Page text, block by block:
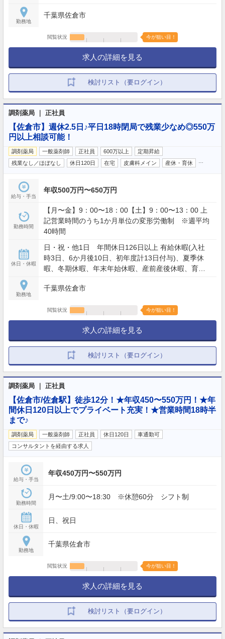
勤務地
千葉県佐倉市
閲覧状況 今が狙い目！
求人の詳細を見る
検討リスト（要ログイン）
調剤薬局 ｜ 正社員
【佐倉市】週休2.5日♪平日18時閉局で残業少なめ◎550万
円以上相談可能！
調剤薬局 一般薬剤師 正社員 600万以上
定期昇給
残業なし／ほぼなし
休日120日 在宅 皮膚科メイン 産休・育休
給与・手当
年収500万円〜650万円
勤務時間
【月〜金】9：00〜18：00【土】9：00〜13：00 上
記営業時間のうち1か月単位の変形労働制 ※週平均
40時間
休日・休暇
日・祝・他1日 年間休日126日以上 有給休暇(入社
時3日、6か月後10日、初年度計13日付与)、夏季休
暇、冬期休暇、年末年始休暇、産前産後休暇、育児
休暇他
勤務地
千葉県佐倉市
閲覧状況 今が狙い目！
求人の詳細を見る
検討リスト（要ログイン）
調剤薬局 ｜ 正社員
【佐倉市/佐倉駅】徒歩12分！★年収450〜550万円！★年
間休日120日以上でプライベート充実！★営業時間18時半
まで♪
調剤薬局 一般薬剤師 正社員 休日120日
車通勤可
コンサルタントを経由する求人
給与・手当
年収450万円〜550万円
勤務時間
月〜土/9:00〜18:30 ※休憩60分 シフト制
休日・休暇
日、祝日
勤務地
千葉県佐倉市
閲覧状況 今が狙い目！
求人の詳細を見る
検討リスト（要ログイン）